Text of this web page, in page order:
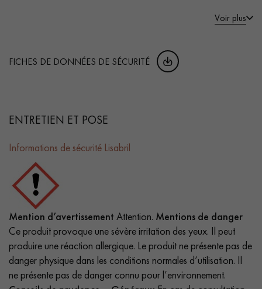
Voir plus
FICHES DE DONNÉES DE SÉCURITÉ
ENTRETIEN ET POSE
Informations de sécurité Lisabril
Mention d’avertissement Attention. Mentions de danger
Ce produit provoque une sévère irritation des yeux. Il peut
produire une réaction allergique. Le produit ne présente pas de
danger physique dans les conditions normales d’utilisation. Il
ne présente pas de danger connu pour l’environnement.